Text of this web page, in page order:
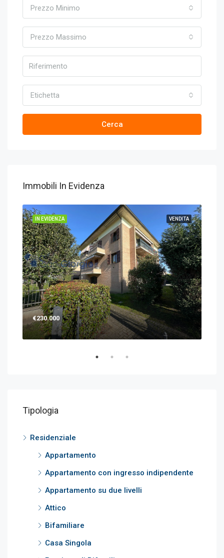
Prezzo Minimo
Prezzo Massimo
Etichetta
Cerca
Immobili In Evidenza
VENDITA
IN EVIDENZA
€230.000
Tipologia
Residenziale
Appartamento
Appartamento con ingresso indipendente
Appartamento su due livelli
Attico
Bifamiliare
Casa Singola